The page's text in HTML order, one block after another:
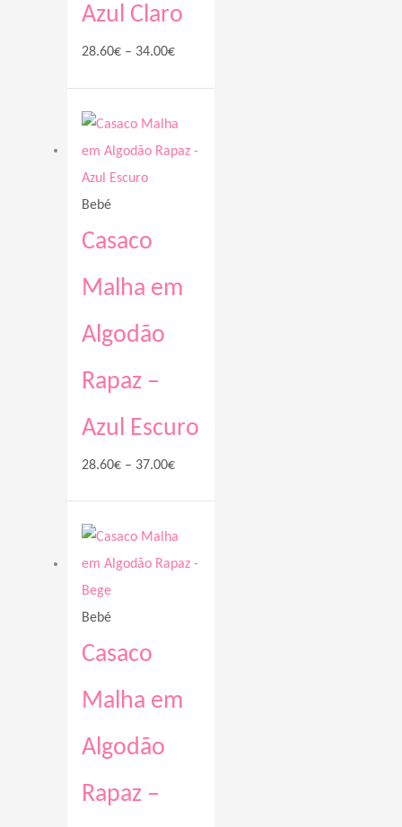
Azul Claro
28.60€ – 34.00€
Bebé
Casaco
Malha em
Algodão
Rapaz –
Azul Escuro
28.60€ – 37.00€
range:
28.60€
Bebé
Casaco
Malha em
Algodão
Rapaz –
range:
28.60€